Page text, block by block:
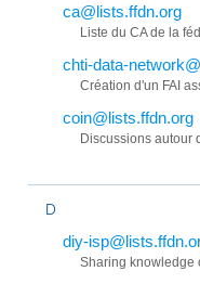
ca@lists.ffdn.org
Liste du CA de la
chti-data-
Création d'un FAI
coin@lists.ffdn.org
Discussions autour
D
diy-
Sharing knowledge